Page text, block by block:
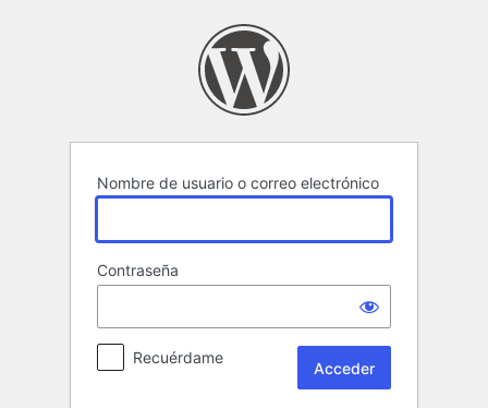
Nombre de usuario o correo electrónico
Contraseña
Recuérdame